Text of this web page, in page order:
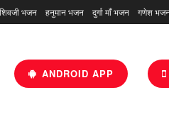
शिवजी भजन हनुमान भजन दुर्गा माँ भजन गणेश
ANDROID APP